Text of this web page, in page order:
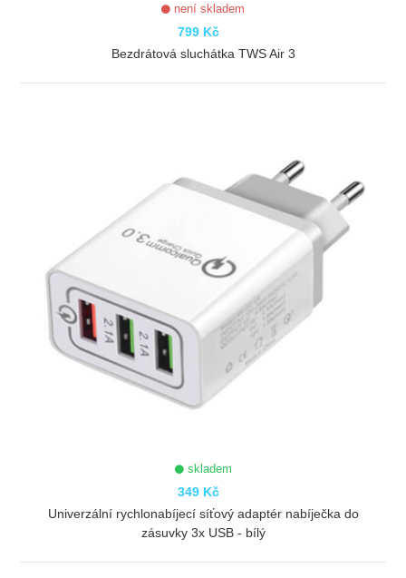
není skladem
799 Kč
Bezdrátová sluchátka TWS Air 3
skladem
349 Kč
Univerzální rychlonabíjecí síťový adaptér nabíječka do
zásuvky 3x USB - bílý